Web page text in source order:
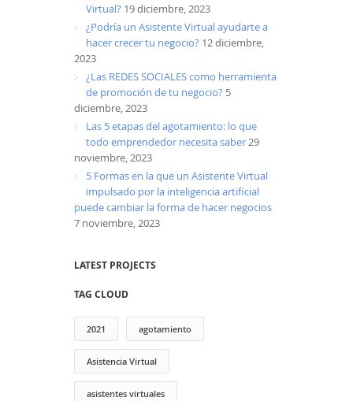
Virtual? 19 diciembre, 2023
¿Podría un Asistente Virtual ayudarte a
hacer crecer tu negocio? 12 diciembre,
2023
¿Las REDES SOCIALES como herramienta
de promoción de tu negocio? 5
diciembre, 2023
Las 5 etapas del agotamiento: lo que
todo emprendedor necesita saber29
noviembre, 2023
5 Formas en la que un Asistente Virtual
impulsado por la inteligencia artificial
puede cambiar la forma de hacer negocios
7 noviembre, 2023
LATEST PROJECTS
TAG CLOUD
2021 agotamiento
Asistencia Virtual
asistentes virtuales